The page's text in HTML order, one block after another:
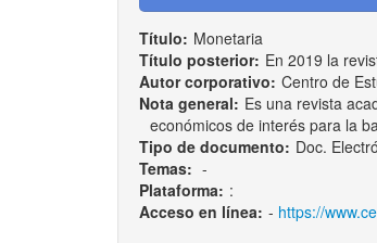
Título: Monetaria
Título posterior: En 2019 la
Autor corporativo: Centro de
Nota general: Es una revista
económicos de interés para la
Tipo de documento: Doc.
Temas: -
Plataforma: :
Acceso en línea: - https://